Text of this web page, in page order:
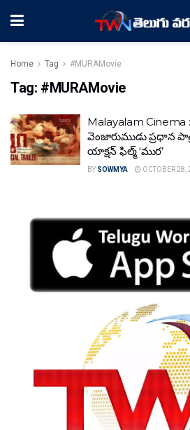
Home Tag #MURAMovie
Tag: #MURAMovie
Malayalam Cinema
వెంజారుముడు ప్ర‌ధాన
యాక్ష‌న్ ఫిల్మ్ ‘ముర’
BY SOWMYA OCTOBER 28,